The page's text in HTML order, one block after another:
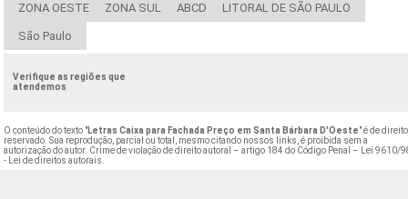
ZONA OESTE ZONA SUL ABCD LITORAL DE SÃO PAULO
São Paulo
Verifique as regiões que
atendemos
O conteúdo do texto "Letras Caixa para Fachada Preço em Santa Bárbara D'Oeste" é de direito
reservado. Sua reprodução, parcial ou total, mesmo citando nossos links, é proibida sem a
autorização do autor. Crime de violação de direito autoral – artigo 184 do Código Penal –
Lei 9610/
- Lei de direitos autorais